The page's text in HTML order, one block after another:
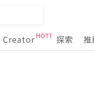
Creator 探索 推